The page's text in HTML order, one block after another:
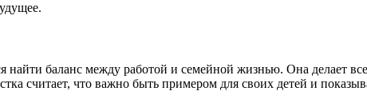
баланс между работой и семейной жизнью. Она делает
считает, что важно быть примером для своих детей и